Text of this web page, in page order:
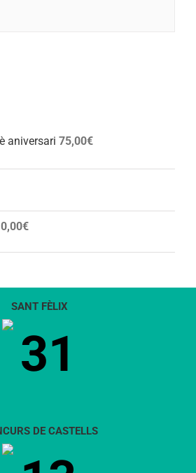
aniversari 75,00€
€
SANT FÈLIX
31
DE CASTELLS